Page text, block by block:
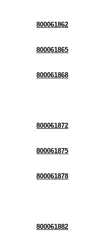
800061862
800061865
800061868
800061872
800061875
800061878
800061882